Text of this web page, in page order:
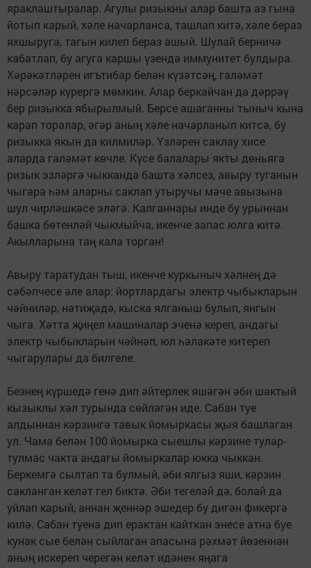
ярак­лаштыралар. Агулы ризыкны алар башта аз гына
йотып карый, хәле начарланса, ташлап китә, хәле бераз
яхшыруга, тагын килеп бераз ашый. Шулай берничә
кабатлап, бу агуга каршы үзендә иммунитет булдыра.
Хәрәкәтлә­рен игътибар белән кү­зәтсәң, галәмәт
нәрсәләр күрергә мөмкин. Алар беркайчан да дәррәү
бер ризыкка ябырылмый. Бер­се ашаганны тыныч кына
карап торалар, әгәр аның хәле начарланып китсә, бу
ризыкка якын да килмиләр. Үзләрен саклау хисе
аларда галәмәт көч­ле. Күсе балалары якты дөньяга
ризык эзләргә чыкканда башта хәлсез, авыру туганын
чыгара һәм аларны саклап утыручы мәче авызына
шул чирләшкәсе эләгә. Калганнары инде бу урыннан
башка бөтенләй чыкмыйча, икенче запас юлга китә.
Акылларына таң кала торган!
Авыру таратудан тыш, икенче куркыныч хәлнең дә
сәбәпчесе әле алар: йортлардагы электр чыбыкларын
чәйниләр, нә­тиҗәдә, кыска ялганыш булып, янгын
чыга. Хәтта җиңел машиналар эченә кереп, андагы
электр чыбыкларын чәйнәп, юл һәлакәте китереп
чыгарулары да билгеле.
Безнең күршедә генә дип әйтерлек яшәгән әби шактый
кызыклы хәл турында сөйләгән иде. Сабан туе
алдыннан кәрзингә тавык йомыркасы җыя башлаган
ул. Чама белән 100 йомырка сыешлы кәрзине тулар-
тулмас чакта андагы йомыркалар юкка чыккан.
Беркемгә сылтап та булмый, әби ялгыз яши, кәрзин
сакланган келәт гел биктә. Әби тегеләй дә, болай да
уйлап карый, аннан җеннәр эшедер бу дигән фикергә
килә. Сабан туена дип ерактан кайткан энесе атна буе
кунак сые белән сыйлаган апасына рәхмәт йөзеннән
аның искереп черегән келәт идәнен яңага